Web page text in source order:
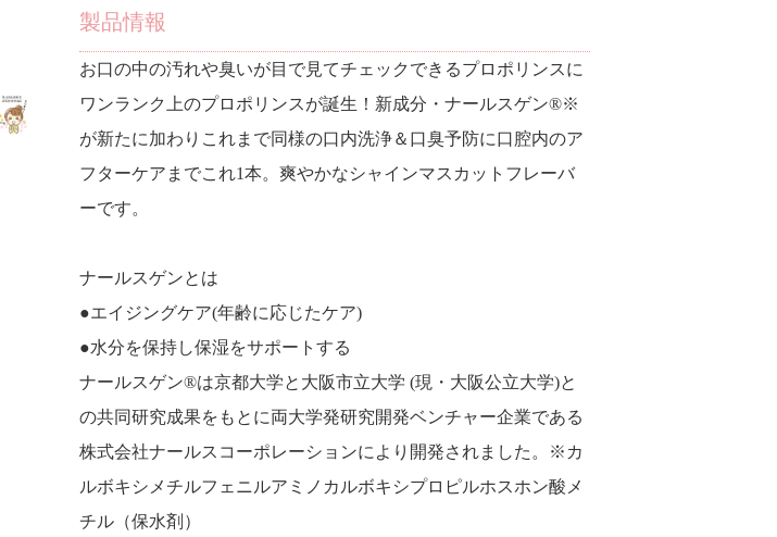
製品情報
お口の中の汚れや臭いが目で見てチェックできるプロポリンスに
ワンランク上のプロポリンスが誕生！新成分・ナールスゲン®※
が新たに加わりこれまで同様の口内洗浄＆口臭予防に口腔内のア
フターケアまでこれ1本。爽やかなシャインマスカットフレーバ
ーです。
ナールスゲンとは
●エイジングケア(年齢に応じたケア)
●水分を保持し保湿をサポートする
ナールスゲン®は京都大学と大阪市立大学 (現・大阪公立大学)と
の共同研究成果をもとに両大学発研究開発ベンチャー企業である
株式会社ナールスコーポレーションにより開発されました。※カ
ルボキシメチルフェニルアミノカルボキシプロピルホスホン酸メ
チル（保水剤）